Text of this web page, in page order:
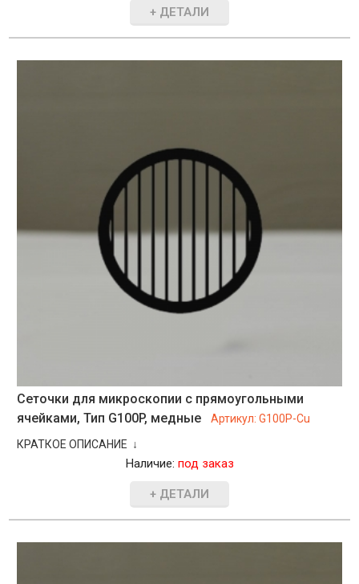
+ ДЕТАЛИ
Сеточки для микроскопии с прямоугольными
ячейками, Тип G100P, медные
Артикул:G100P-Cu
КРАТКОЕ ОПИСАНИЕ ↓
Наличие: под заказ
+ ДЕТАЛИ